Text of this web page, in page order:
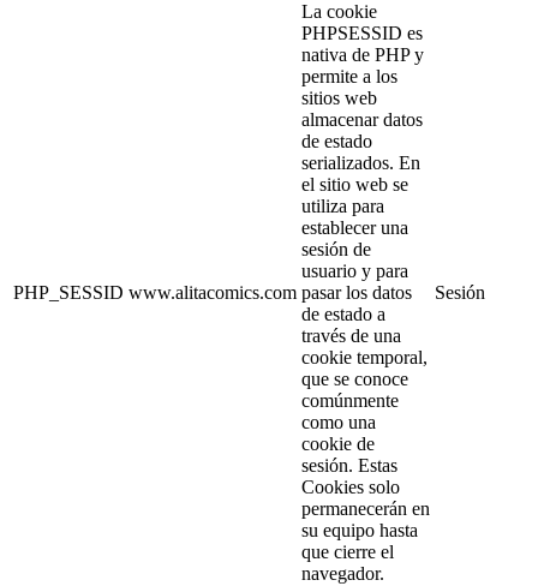
PHP_SESSID www.alitacomics.com
La cookie
PHPSESSID es
nativa de PHP y
permite a los
sitios web
almacenar datos
de estado
serializados. En
el sitio web se
utiliza para
establecer una
sesión de
usuario y para
pasar los datos
de estado a
través de una
cookie temporal,
que se conoce
comúnmente
como una
cookie de
sesión. Estas
Cookies solo
permanecerán en
su equipo hasta
que cierre el
navegador.
Sesión